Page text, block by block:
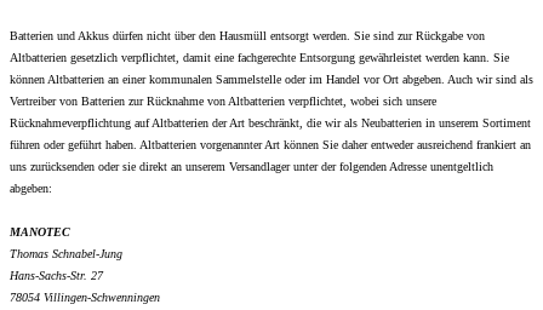
Batterien und Akkus dürfen nicht über den Hausmüll entsorgt werden. Sie sind zur Rückgabe von
Altbatterien gesetzlich verpflichtet, damit eine fachgerechte Entsorgung gewährleistet werden kann. Sie
können Altbatterien an einer kommunalen Sammelstelle oder im Handel vor Ort abgeben. Auch wir sind als
Vertreiber von Batterien zur Rücknahme von Altbatterien verpflichtet, wobei sich unsere
Rücknahmeverpflichtung auf Altbatterien der Art beschränkt, die wir als Neubatterien in unserem Sortiment
führen oder geführt haben. Altbatterien vorgenannter Art können Sie daher entweder ausreichend frankiert an
uns zurücksenden oder sie direkt an unserem Versandlager unter der folgenden Adresse unentgeltlich
abgeben:
MANOTEC
Thomas Schnabel-Jung
Hans-Sachs-Str. 27
78054 Villingen-Schwenningen